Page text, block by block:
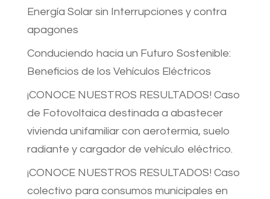
Energía Solar sin Interrupciones y contra
apagones
Conduciendo hacia un Futuro Sostenible:
Beneficios de los Vehículos Eléctricos
¡CONOCE NUESTROS RESULTADOS! Caso
de Fotovoltaica destinada a abastecer
vivienda unifamiliar con aerotermia, suelo
radiante y cargador de vehículo eléctrico.
¡CONOCE NUESTROS RESULTADOS! Caso
colectivo para consumos municipales en